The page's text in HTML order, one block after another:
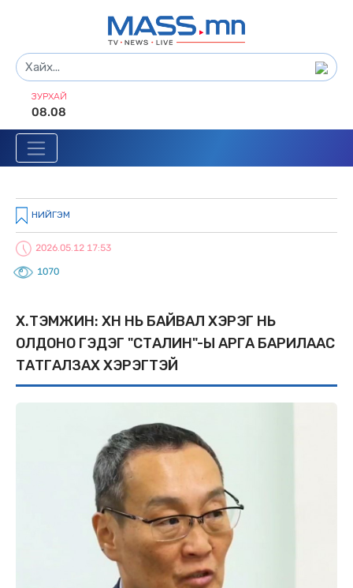
ЗУРХАЙ
08.08
НИЙГЭМ
2026.05.12 17:53
1070
X.ТЭМҮҮЖИН: XҮН НЬ БАЙВАЛ XЭРЭГ НЬ
ОЛДОНО ГЭДЭГ "СТАЛИН"-Ы АРГА БАРИЛААС
ТАТГАЛЗАX XЭРЭГТЭЙ